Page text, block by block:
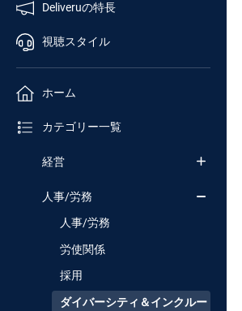
Deliveruの特長
視聴スタイル
ホーム
カテゴリー一覧
経営
人事/労務
人事/労務
労使関係
採用
ダイバーシティ＆インクルー
セミナー
番号検索